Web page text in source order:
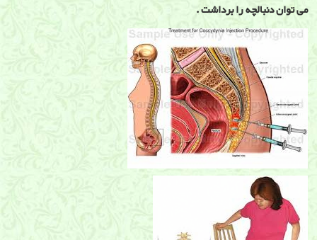
می توان دنبالچه را برداشت .